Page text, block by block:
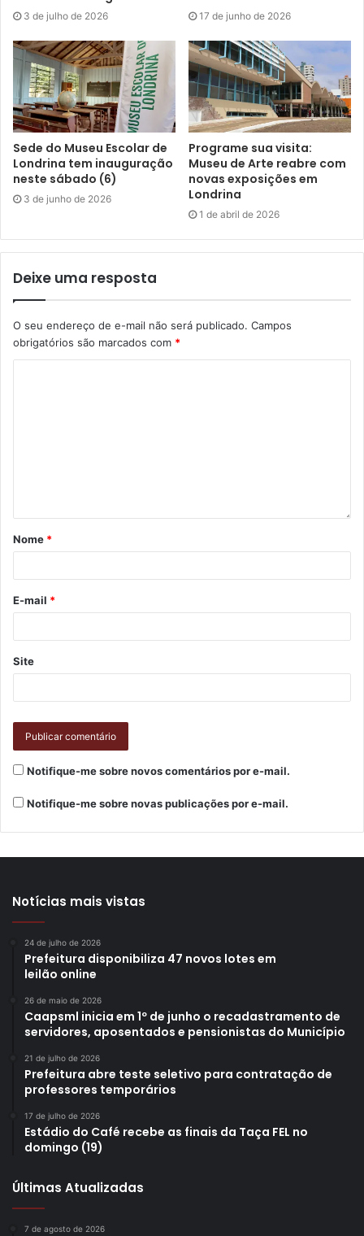
Gostei
Etiquetas arraiá evento Festa Julina Usina Cultural
3 de julho de 2026 17 de junho de 2026
Sede do Museu Escolar de
Londrina tem inauguração
neste sábado (6)
3 de junho de 2026
Programe sua visita:
Museu de Arte reabre com
novas exposições em
Londrina
1 de abril de 2026
Deixe uma resposta
O seu endereço de e-mail não será publicado. Campos
obrigatórios são marcados com *
Nome *
E-mail *
Site
Notifique-me sobre novos comentários por e-mail.
Notifique-me sobre novas publicações por e-mail.
Notícias mais vistas
24 de julho de 2026
Prefeitura disponibiliza 47 novos lotes em
leilão online
26 de maio de 2026
Caapsml inicia em 1º de junho o recadastramento de
servidores, aposentados e pensionistas do Município
21 de julho de 2026
Prefeitura abre teste seletivo para contratação de
professores temporários
17 de julho de 2026
Estádio do Café recebe as finais da Taça FEL no
domingo (19)
Últimas Atualizadas
7 de agosto de 2026